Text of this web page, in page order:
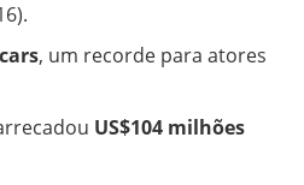
, um recorde para atores
US$104 milhões